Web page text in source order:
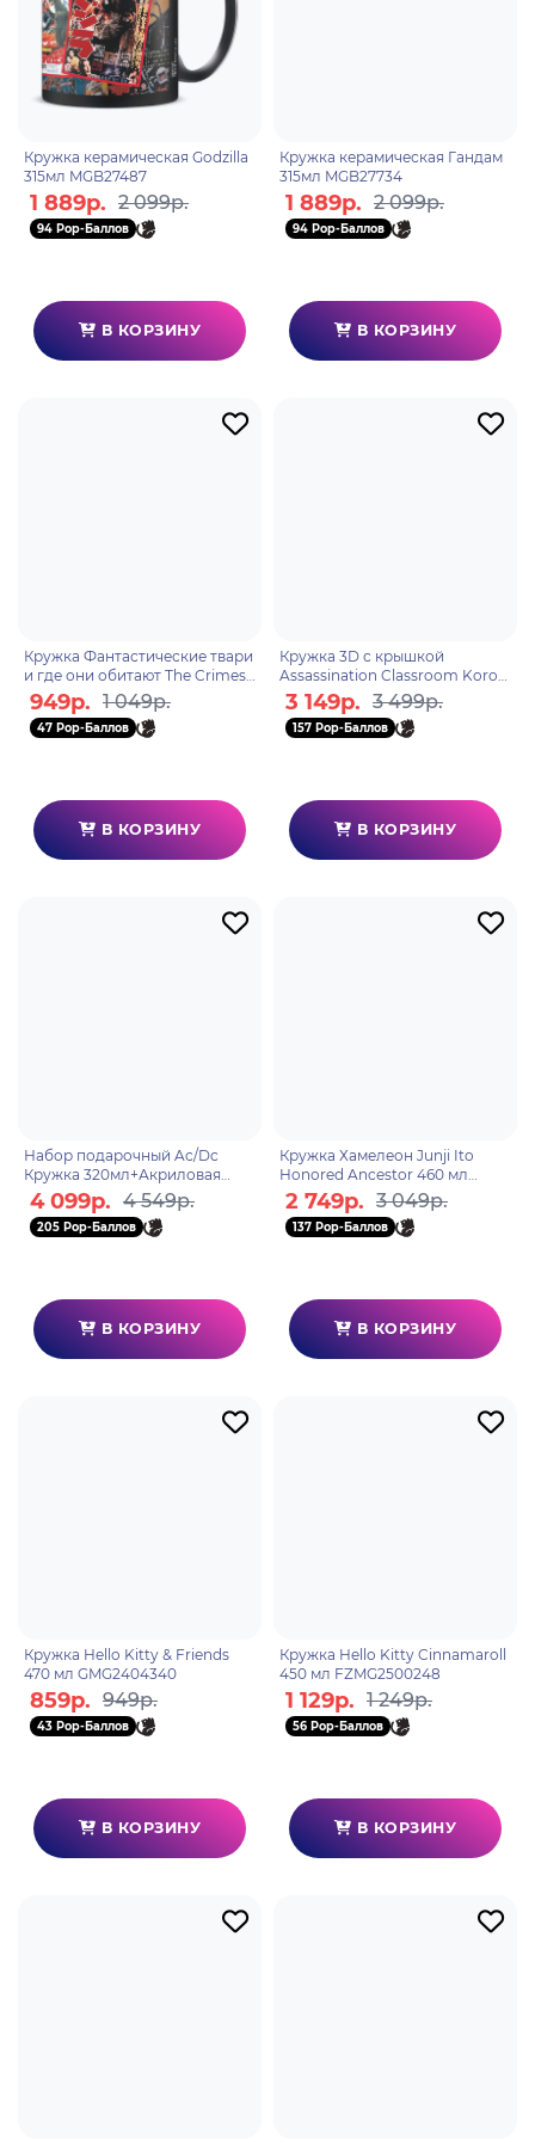
Кружка керамическая Godzilla
315мл MGB27487
1 889р. 2 099р.
94 Pop-Баллов
В КОРЗИНУ
Кружка керамическая Гандам
315мл MGB27734
1 889р. 2 099р.
94 Pop-Баллов
В КОРЗИНУ
Кружка Фантастические твари
и где они обитают The Crimes
of Grindelwald 315мл MG25228
949р. 1 049р.
47 Pop-Баллов
В КОРЗИНУ
Кружка 3D с крышкой
Assassination Classroom Koro
Sensei 500ml ABYMUG352
3 149р. 3 499р.
157 Pop-Баллов
В КОРЗИНУ
Набор подарочный Ac/Dc
Кружка 320мл+Акриловая
фигурка+Значки GBYPCK003
4 099р. 4 549р.
205 Pop-Баллов
В КОРЗИНУ
Кружка Хамелеон Junji Ito
Honored Ancestor 460 мл
ABYMUGA069
2 749р. 3 049р.
137 Pop-Баллов
В КОРЗИНУ
Кружка Hello Kitty & Friends
470 мл GMG2404340
859р. 949р.
43 Pop-Баллов
В КОРЗИНУ
Кружка Hello Kitty Cinnamaroll
450 мл FZMG2500248
1 129р. 1 249р.
56 Pop-Баллов
В КОРЗИНУ